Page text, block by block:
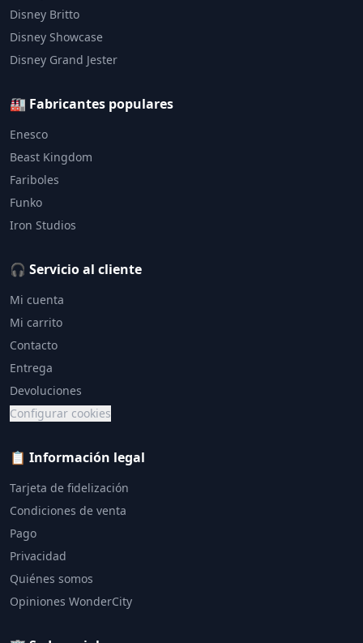
Disney Britto
Disney Showcase
Disney Grand Jester
🏭 Fabricantes populares
Enesco
Beast Kingdom
Fariboles
Funko
Iron Studios
🎧 Servicio al cliente
Mi cuenta
Mi carrito
Contacto
Entrega
Devoluciones
Configurar cookies
📋 Información legal
Tarjeta de fidelización
Condiciones de venta
Pago
Privacidad
Quiénes somos
Opiniones WonderCity